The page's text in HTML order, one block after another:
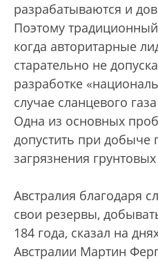
разрабатываются и
Поэтому
когда авторитарные
старательно не
разработке
случае сланцевого
Одна из основных
допустить при добыче
загрязнения
Австралия благодаря
свои резервы,
184 года, сказал на
Австралии Мартин